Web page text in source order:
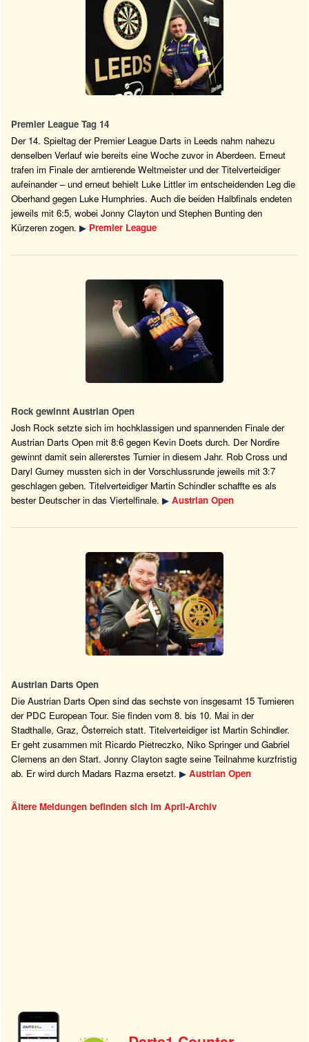
Premier League Tag 14
Der 14. Spieltag der Premier League Darts in Leeds nahm nahezu
denselben Verlauf wie bereits eine Woche zuvor in Aberdeen. Erneut
trafen im Finale der amtierende Weltmeister und der Titelverteidiger
aufeinander – und erneut behielt Luke Littler im entscheidenden Leg die
Oberhand gegen Luke Humphries. Auch die beiden Halbfinals endeten
jeweils mit 6:5, wobei Jonny Clayton und Stephen Bunting den
Kürzeren zogen. ▶ Premier League
Rock gewinnt Austrian Open
Josh Rock setzte sich im hochklassigen und spannenden Finale der
Austrian Darts Open mit 8:6 gegen Kevin Doets durch. Der Nordire
gewinnt damit sein allererstes Turnier in diesem Jahr. Rob Cross und
Daryl Gurney mussten sich in der Vorschlussrunde jeweils mit 3:7
geschlagen geben. Titelverteidiger Martin Schindler schaffte es als
bester Deutscher in das Viertelfinale. ▶ Austrian Open
Austrian Darts Open
Die Austrian Darts Open sind das sechste von insgesamt 15 Turnieren
der PDC European Tour. Sie finden vom 8. bis 10. Mai in der
Stadthalle, Graz, Österreich statt. Titelverteidiger ist Martin Schindler.
Er geht zusammen mit Ricardo Pietreczko, Niko Springer und Gabriel
Clemens an den Start. Jonny Clayton sagte seine Teilnahme kurzfristig
ab. Er wird durch Madars Razma ersetzt. ▶ Austrian Open
Ältere Meldungen befinden sich im April-Archiv